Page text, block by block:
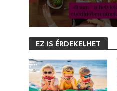
s
o
n
s
EZ IS ÉRDEKELHET